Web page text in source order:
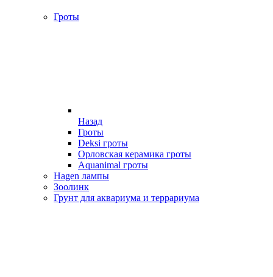
Гроты
Назад
Гроты
Deksi гроты
Орловская керамика гроты
Aquanimal гроты
Hagen лампы
Зоолинк
Грунт для аквариума и террариума